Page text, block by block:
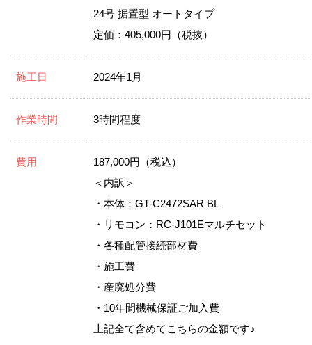
24号 据置型 オートタイプ
定価：405,000円（税抜）
施工日 2024年1月
作業時間 3時間程度
費用
187,000円（税込）
＜内訳＞
・本体：GT-C2472SAR BL
・リモコン：RC-J101Eマルチセット
・各種配管接続部材費
・施工費
・産廃処分費
・10年間機械保証ご加入費
上記全て含めてこちらの金額です♪